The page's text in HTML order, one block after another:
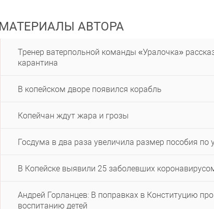
МАТЕРИАЛЫ АВТОРА
Тренер ватерпольной команды «Уралочка»
карантина
В копейском дворе появился корабль
Копейчан ждут жара и грозы
Госдума в два раза увеличила размер пособия по
В Копейске выявили 25 заболевших
Андрей Горланцев: В поправках в Конституцию
воспитанию детей